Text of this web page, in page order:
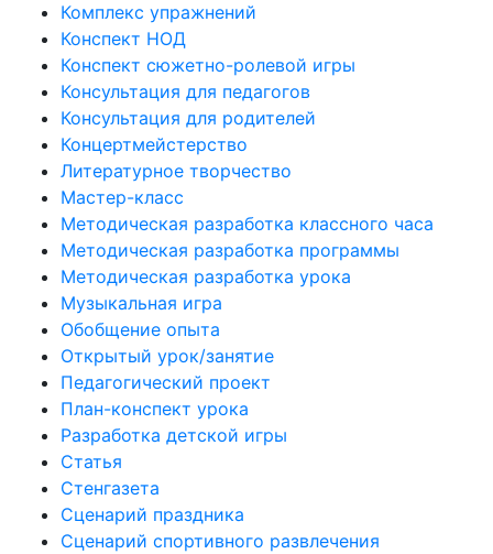
Комплекс упражнений
Конспект НОД
Конспект сюжетно-ролевой игры
Консультация для педагогов
Консультация для родителей
Концертмейстерство
Литературное творчество
Мастер-класс
Методическая разработка классного часа
Методическая разработка программы
Методическая разработка урока
Музыкальная игра
Обобщение опыта
Открытый урок/занятие
Педагогический проект
План-конспект урока
Разработка детской игры
Статья
Стенгазета
Сценарий праздника
Сценарий спортивного развлечения